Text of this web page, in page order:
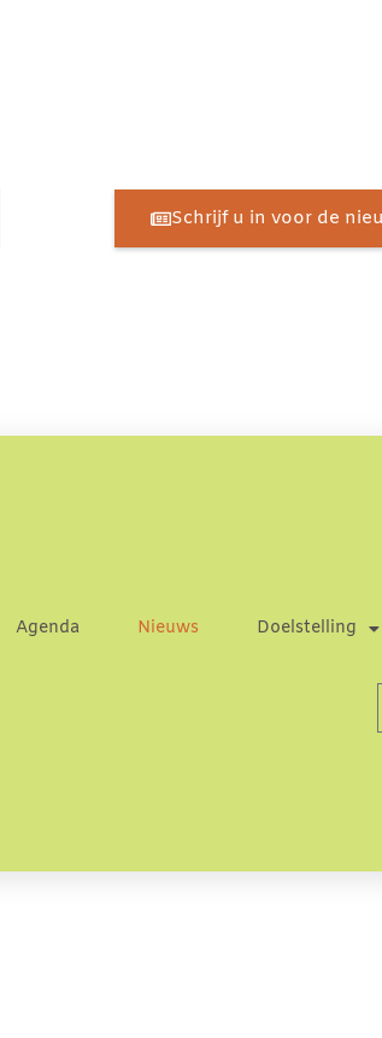
Schrijf u in voor de
Agenda Nieuws Doelstelling